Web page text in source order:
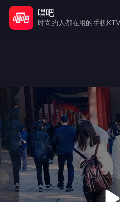
唱吧
时尚的人都在用的手机KTV